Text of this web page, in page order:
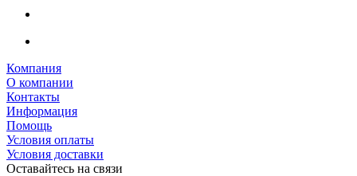
Компания
О компании
Контакты
Информация
Помощь
Условия оплаты
Условия доставки
Оставайтесь на связи